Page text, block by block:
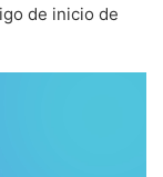
de inicio de